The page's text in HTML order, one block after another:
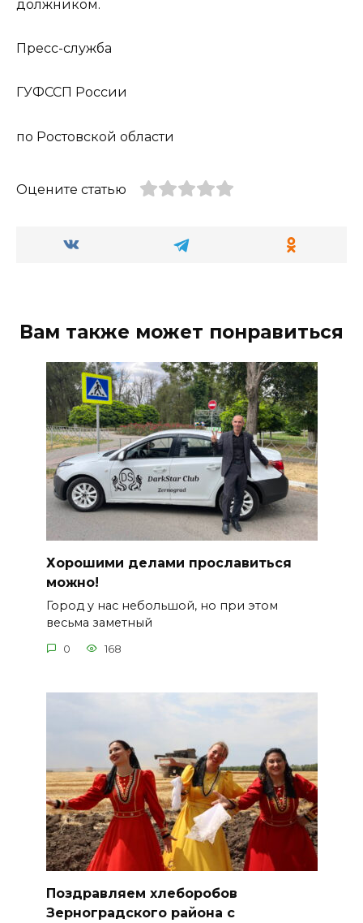
должником.
Пресс-служба
ГУФССП России
по Ростовской области
Оцените статью
Вам также может понравиться
Хорошими делами прославиться
можно!
Город у нас небольшой, но при этом
весьма заметный
0 168
Поздравляем хлеборобов
Зерноградского района с